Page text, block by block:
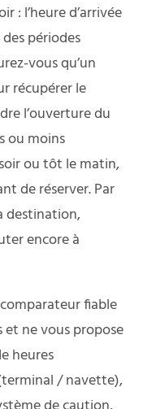
: l’heure d’arrivée
périodes
vous qu’un
récupérer le
l’ouverture du
ou moins
ou tôt le matin,
de réserver. Par
destination,
encore à
fiable
ne vous propose
heures
/ navette),